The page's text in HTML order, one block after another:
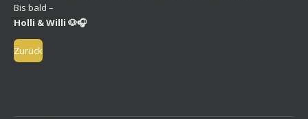
Bis bald –
Holli & Willi 🐶🎧
Zurück